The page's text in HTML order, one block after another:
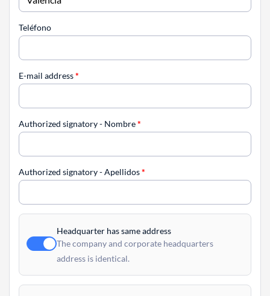
Teléfono
E-mail address*
Authorized signatory - Nombre*
Authorized signatory - Apellidos*
Headquarter has same address
The company and corporate headquarters
address is identical.